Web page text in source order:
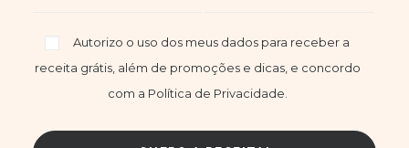
Autorizo o uso dos meus dados para receber a
receita grátis, além de promoções e dicas, e concordo
com a Política de Privacidade.